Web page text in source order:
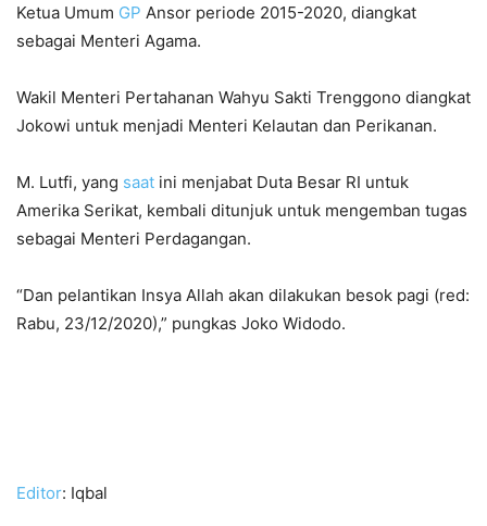
Ketua Umum GP Ansor periode 2015-2020, diangkat
sebagai Menteri Agama.
Wakil Menteri Pertahanan Wahyu Sakti Trenggono diangkat
Jokowi untuk menjadi Menteri Kelautan dan Perikanan.
M. Lutfi, yang saat ini menjabat Duta Besar RI untuk
Amerika Serikat, kembali ditunjuk untuk mengemban tugas
sebagai Menteri Perdagangan.
“Dan pelantikan Insya Allah akan dilakukan besok pagi (red:
Rabu, 23/12/2020),” pungkas Joko Widodo.
Editor: Iqbal